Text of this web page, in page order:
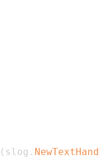
( slog .